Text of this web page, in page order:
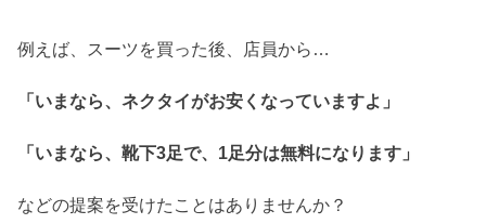
例えば、スーツを買った後、店員から…
「いまなら、ネクタイがお安くなっていますよ」
「いまなら、靴下3足で、1足分は無料になります」
などの提案を受けたことはありませんか？